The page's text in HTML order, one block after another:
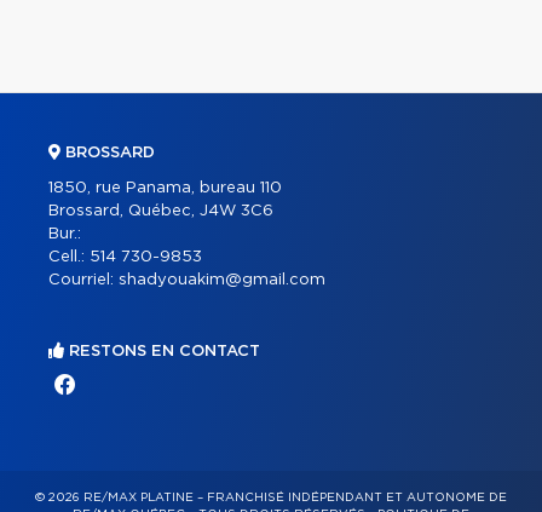
BROSSARD
1850, rue Panama, bureau 110
Brossard, Québec, J4W 3C6
Bur.:
Cell.: 514 730-9853
Courriel: shadyouakim@gmail.com
RESTONS EN CONTACT
© 2026 RE/MAX PLATINE – FRANCHISÉ INDÉPENDANT ET AUTONOME DE